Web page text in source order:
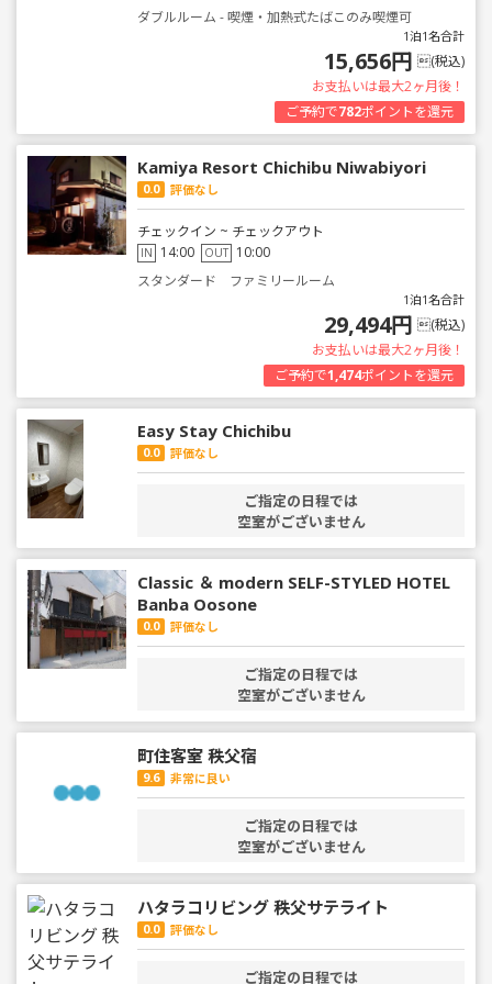
ダブルルーム - 喫煙・加熱式たばこのみ喫煙可
1泊1名合計
15,656円 (税込)
お支払いは最大2ヶ月後！
ご予約で782ポイントを還元
Kamiya Resort Chichibu Niwabiyori
0.0 評価なし
チェックイン ~ チェックアウト
IN 14:00 OUT 10:00
スタンダード ファミリールーム
1泊1名合計
29,494円 (税込)
お支払いは最大2ヶ月後！
ご予約で1,474ポイントを還元
Easy Stay Chichibu
0.0 評価なし
ご指定の日程では
空室がございません
Classic ＆ modern SELF-STYLED HOTEL
Banba Oosone
0.0 評価なし
ご指定の日程では
空室がございません
町住客室 秩父宿
9.6 非常に良い
ご指定の日程では
空室がございません
ハタラコリビング 秩父サテライト
0.0 評価なし
ご指定の日程では